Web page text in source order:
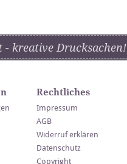
- kreative Drucksachen!
Rechtliches
Impressum
AGB
Widerruf erklären
Datenschutz
Copyright